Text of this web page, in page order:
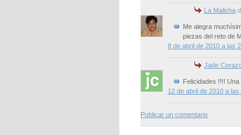
La Malisha
Me alegra
piezas del reto de
8 de abril de 2010 a las
Jade
Felicidades !!!! Una
12 de abril de 2010 a las
Publicar un comentario